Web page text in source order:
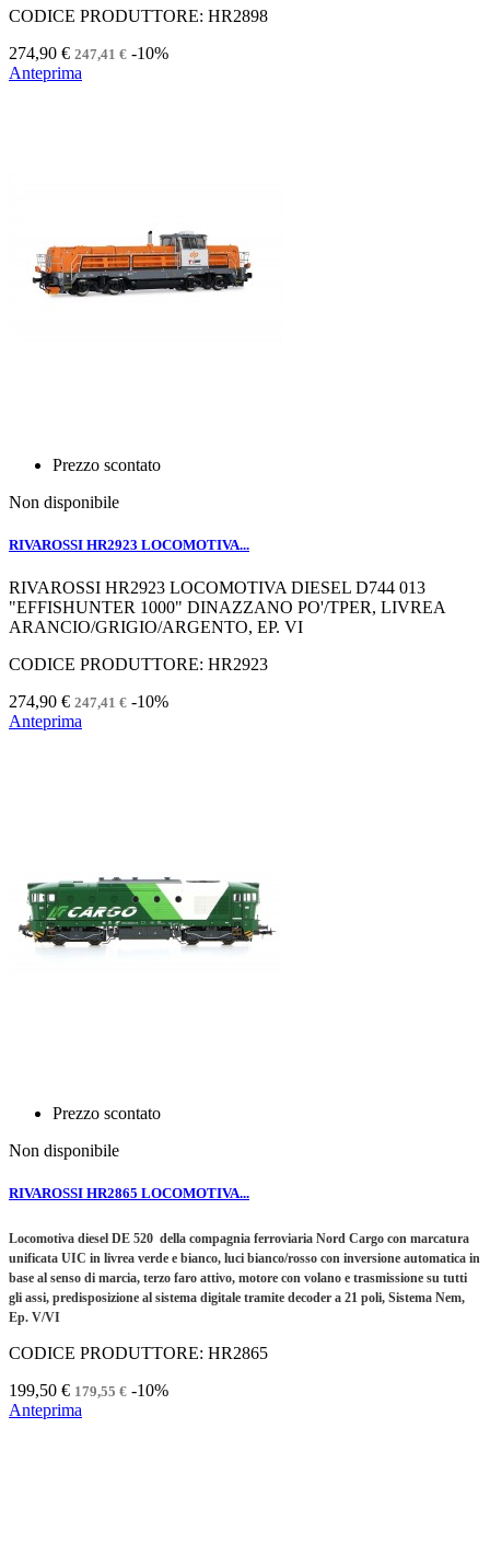
CODICE PRODUTTORE: HR2898
274,90 € 247,41 € -10%
Anteprima
Prezzo scontato
Non disponibile
RIVAROSSI HR2923 LOCOMOTIVA...
RIVAROSSI HR2923 LOCOMOTIVA DIESEL D744 013
"EFFISHUNTER 1000" DINAZZANO PO'/TPER, LIVREA
ARANCIO/GRIGIO/ARGENTO, EP. VI
CODICE PRODUTTORE: HR2923
274,90 € 247,41 € -10%
Anteprima
Prezzo scontato
Non disponibile
RIVAROSSI HR2865 LOCOMOTIVA...
Locomotiva diesel DE 520 della compagnia ferroviaria Nord Cargo con marcatura
unificata UIC in livrea verde e bianco, luci bianco/rosso con inversione automatica in
base al senso di marcia, terzo faro attivo, motore con volano e trasmissione su tutti
gli assi, predisposizione al sistema digitale tramite decoder a 21 poli, Sistema Nem,
Ep. V/VI
CODICE PRODUTTORE: HR2865
199,50 € 179,55 € -10%
Anteprima